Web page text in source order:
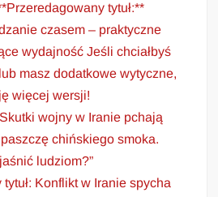
tytuł:**
czasem – praktyczne
wydajność Jeśli chciałbyś
masz dodatkowe wytyczne,
więcej wersji!
wojny w Iranie pchają
chińskiego smoka.
ludziom?”
Konflikt w Iranie spycha